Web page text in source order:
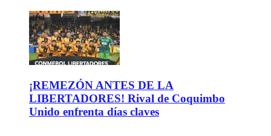
¡REMEZÓN ANTES DE LA
LIBERTADORES! Rival de Coquimbo
Unido enfrenta días claves